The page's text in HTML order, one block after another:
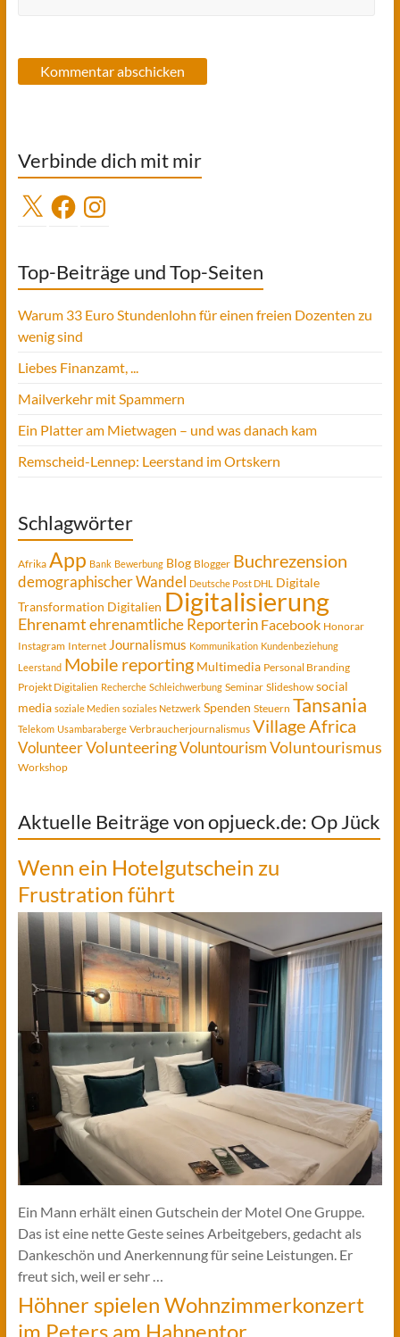
Verbinde dich mit mir
X FacebookInstagram
Top-Beiträge und Top-Seiten
Warum 33 Euro Stundenlohn für einen freien Dozenten zu
wenig sind
Liebes Finanzamt, ...
Mailverkehr mit Spammern
Ein Platter am Mietwagen – und was danach kam
Remscheid-Lennep: Leerstand im Ortskern
Schlagwörter
Afrika App Bank Bewerbung Blog Blogger Buchrezension
demographischer Wandel Deutsche Post DHL
Digitale
Transformation Digitalien Digitalisierung
Ehrenamtehrenamtliche Reporterin Facebook Honorar
Instagram Internet Journalismus Kommunikation Kundenbeziehung
Leerstand Mobile reporting Multimedia Personal Branding
Projekt Digitalien Recherche Schleichwerbung Seminar Slideshow social
media soziale Medien soziales Netzwerk Spenden Steuern Tansania
Telekom Usambaraberge Verbraucherjournalismus Village Africa
VolunteerVolunteeringVoluntourismVoluntourismus
Workshop
Aktuelle Beiträge von opjueck.de: Op Jück
Wenn ein Hotelgutschein zu
Frustration führt
Ein Mann erhält einen Gutschein der Motel One Gruppe.
Das ist eine nette Geste seines Arbeitgebers, gedacht als
Dankeschön und Anerkennung für seine Leistungen. Er
freut sich, weil er sehr …
Höhner spielen Wohnzimmerkonzert
im Peters am Hahnentor